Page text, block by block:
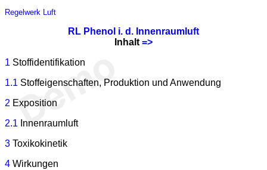
Regelwerk Luft
RL Phenol i. d. Innenraumluft
Inhalt =>
1 Stoffidentifikation
1.1 Stoffeigenschaften, Produktion und Anwendung
2 Exposition
2.1 Innenraumluft
3 Toxikokinetik
4 Wirkungen